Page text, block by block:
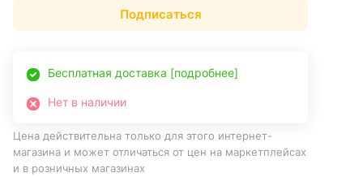
Подписаться
Бесплатная доставка [подробнее]
Нет в наличии
Цена действительна только для этого интернет-
магазина и может отличаться от цен на маркетплейсах
и в розничных магазинах